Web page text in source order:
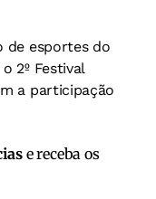
de esportes do
2º Festival
a participação
e receba os